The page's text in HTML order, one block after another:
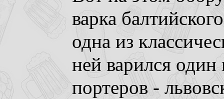
варка
одна из
ней варился
портеров -